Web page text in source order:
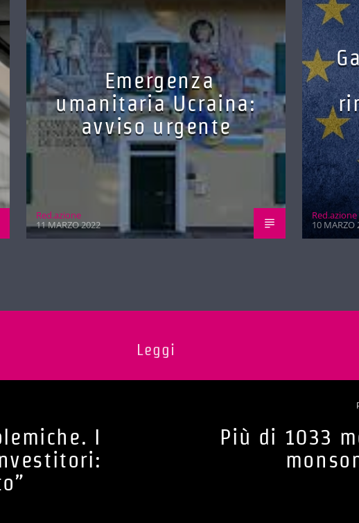
Emergenza
umanitaria Ucraina:
avviso urgente
Red.azione
11 MARZO 2022
Red.azione
10 MARZO
Leggi
I
Più di 1033